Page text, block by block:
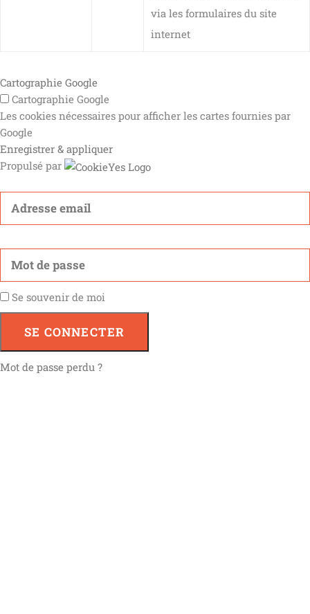
via les formulaires du site
internet
Cartographie Google
Cartographie Google
Les cookies nécessaires pour afficher les cartes fournies par
Google
Enregistrer & appliquer
Propulsé par
Se souvenir de moi
SE CONNECTER
Mot de passe perdu ?